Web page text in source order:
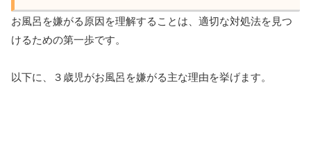
お風呂を嫌がる原因を理解することは、適切な対処法を見つ
けるための第一歩です。
以下に、３歳児がお風呂を嫌がる主な理由を挙げます。